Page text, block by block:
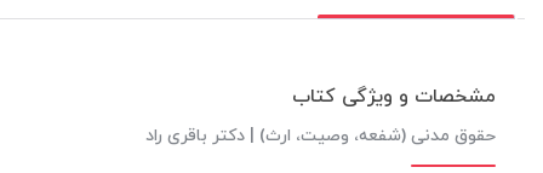
مشخصات و ویژگی کتاب
حقوق مدنی (شفعه، وصیت، ارث) | دکتر باقری راد